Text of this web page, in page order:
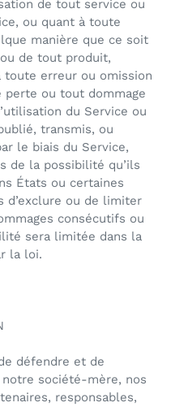
de tout service ou
ou quant à toute
manière que ce soit
de tout produit,
erreur ou omission
ou tout dommage
du Service ou
transmis, ou
le biais du Service,
de la possibilité qu’ils
États ou certaines
d’exclure ou de limiter
consécutifs ou
sera limitée dans la
la loi.
défendre et de
société-mère, nos
responsables,